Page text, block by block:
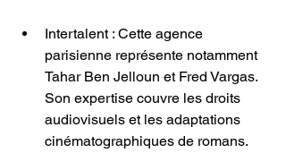
Intertalent : Cette agence
parisienne représente notamment
Tahar Ben Jelloun et Fred Vargas.
Son expertise couvre les droits
audiovisuels et les adaptations
cinématographiques de romans.